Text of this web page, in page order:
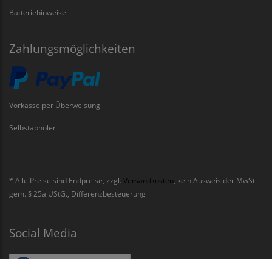
Batteriehinweise
Zahlungsmöglichkeiten
Vorkasse per Überweisung
Selbstabholer
* Alle Preise sind Endpreise, zzgl. Versandkosten , kein Ausweis der MwSt.
gem. § 25a UStG., Differenzbesteuerung
Social Media